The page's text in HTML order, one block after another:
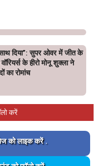
दिया”: सुपर ओवर में जीत के
के हीरो मोनू शुक्ला ने
का रोमांच
करें
को लाइक करें .